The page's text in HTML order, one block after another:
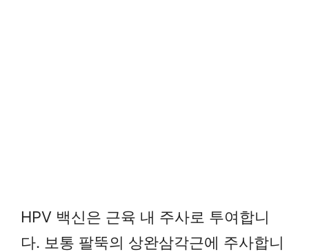
HPV 백신은 근육 내 주사로 투여합니
다. 보통 팔뚝의 상완삼각근에 주사합니